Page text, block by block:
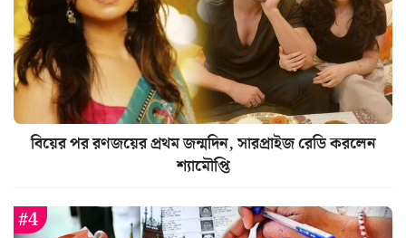
বিয়ের পর রণজয়ের প্রথম জন্মদিন, সারপ্রাইজ রেডি করলেন
শ্যামৌপ্তি